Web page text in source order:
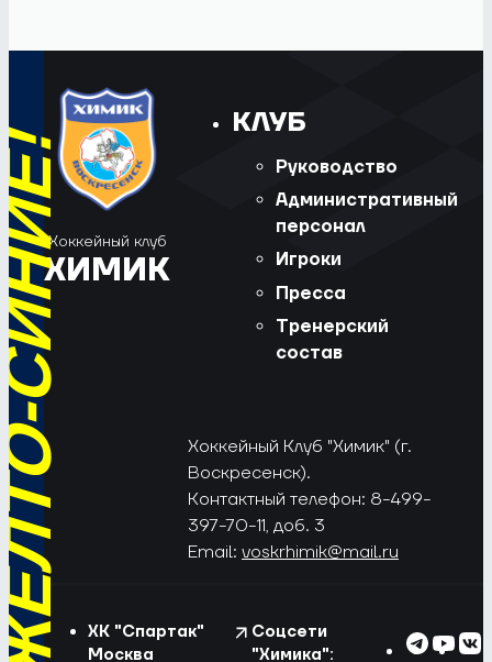
Хоккейный клуб
ХИМИК
КЛУБ
Руководство
Административный
персонал
Игроки
Пресса
Тренерский
состав
Хоккейный Клуб "Химик" (г.
Воскресенск).
Контактный телефон: 8-499-
397-70-11, доб. 3
Email: voskrhimik@mail.ru
ХК "Спартак"
Москва
Соцсети
"Химика":